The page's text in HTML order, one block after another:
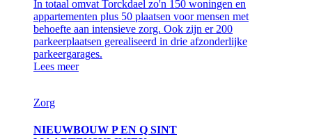
In totaal omvat Torckdael zo'n 150 woningen en
appartementen plus 50 plaatsen voor mensen met
behoefte aan intensieve zorg. Ook zijn er 200
parkeerplaatsen gerealiseerd in drie afzonderlijke
parkeergarages.
Lees meer
Zorg
NIEUWBOUW P EN Q SINT